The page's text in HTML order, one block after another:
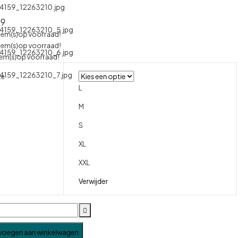
op voorraad!
op voorraad!
op voorraad!
L
M
S
XL
XXL
Verwijder
aan winkelwagen